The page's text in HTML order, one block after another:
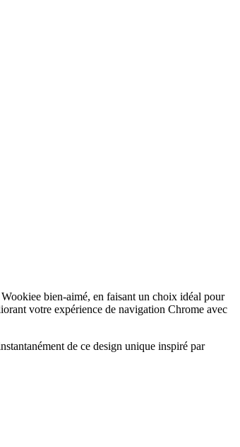
bien-aimé, en faisant un choix idéal pour
votre expérience de navigation Chrome avec
de ce design unique inspiré par